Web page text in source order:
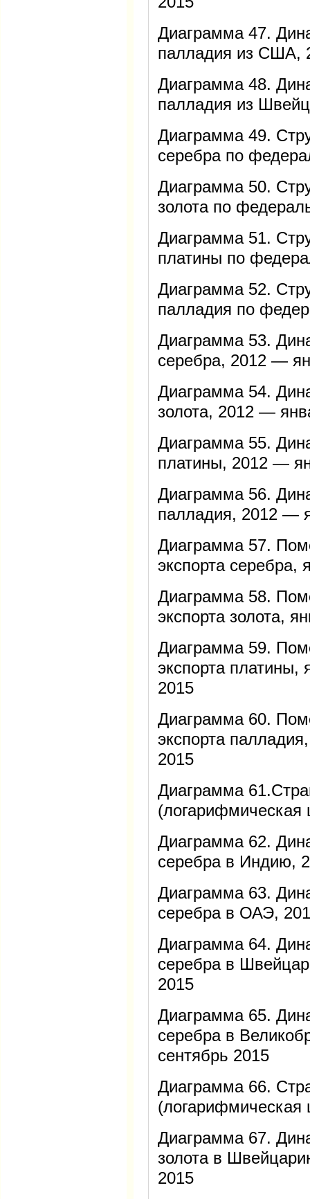
Диаграмма 47.
палладия из США,
Диаграмма 48.
палладия из
Диаграмма 49.
серебра по
Диаграмма 50.
золота по
Диаграмма 51.
платины по
Диаграмма 52.
палладия по
Диаграмма 53.
серебра, 2012 —
Диаграмма 54.
золота, 2012 —
Диаграмма 55.
платины, 2012 —
Диаграмма 56.
палладия, 2012 —
Диаграмма 57.
экспорта серебра,
Диаграмма 58.
экспорта золота,
Диаграмма 59.
экспорта
2015
Диаграмма 60.
экспорта
2015
Диаграмма
(логарифмическая
Диаграмма 62.
серебра в Индию,
Диаграмма 63.
серебра в ОАЭ,
Диаграмма 64.
серебра в
2015
Диаграмма 65.
серебра в
сентябрь 2015
Диаграмма 66.
(логарифмическая
Диаграмма 67.
золота в
2015